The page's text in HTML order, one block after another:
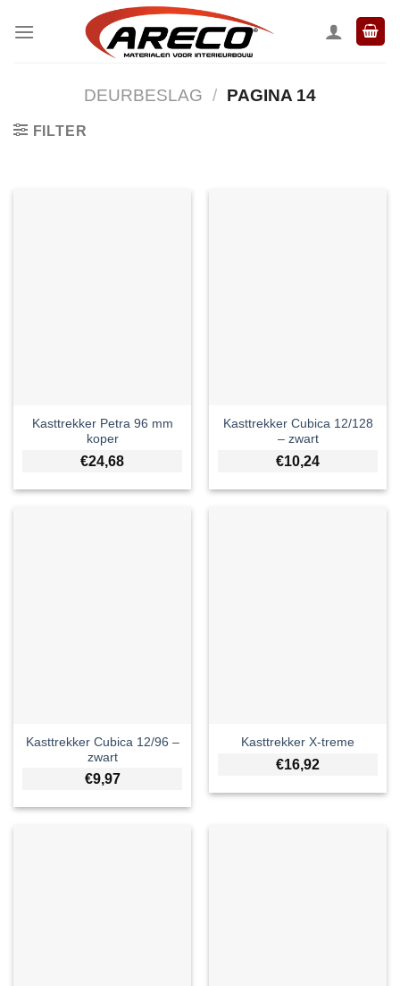
naar
DEURBESLAG / PAGINA 14
FILTER
Kasttrekker Petra 96 mm
koper
€24,68
Kasttrekker Cubica 12/128
– zwart
€10,24
Kasttrekker Cubica 12/96 –
zwart
€9,97
Kasttrekker X-treme
€16,92